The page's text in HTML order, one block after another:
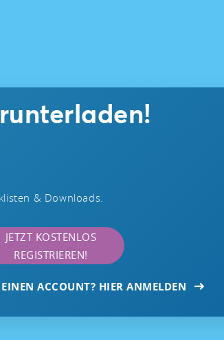
& Downloads.
JETZT KOSTENLOS
REGISTRIEREN!
ACCOUNT? HIER ANMELDEN